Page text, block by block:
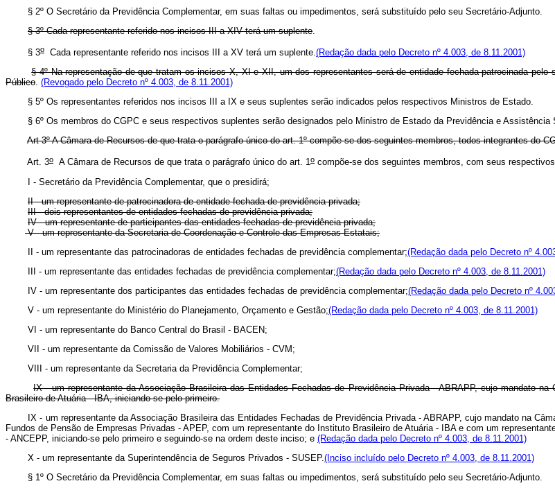
§ 2º O Secretário da Previdência Complementar, em suas faltas ou impedimentos, será substituído pelo seu Secretário-Adjunto.
§ 3º Cada representante referido nos incisos III a XIV terá um suplente.
§ 3o Cada representante referido nos incisos III a XV terá um suplente.(Redação dada pelo Decreto nº 4.003, de 8.11.2001)
§ 4º Na representação de que tratam os incisos X, XI e XII, um dos representantes será de entidade fechada patrocinada
Público. (Revogado pelo Decreto nº 4.003, de 8.11.2001)
§ 5º Os representantes referidos nos incisos III a IX e seus suplentes serão indicados pelos respectivos Ministros de Estado.
§ 6º Os membros do CGPC e seus respectivos suplentes serão designados pelo Ministro de Estado da Previdência e Assistência
Art 3º A Câmara de Recursos de que trata o parágrafo único do art. 1º compõe-se dos seguintes membros, todos integrantes do
Art. 3o A Câmara de Recursos de que trata o parágrafo único do art. 1o compõe-se dos seguintes membros, com seus
I - Secretário da Previdência Complementar, que o presidirá;
II - um representante de patrocinadora de entidade fechada de previdência privada;
III - dois representantes de entidades fechadas de previdência privada;
IV - um representante de participantes das entidades fechadas de previdência privada;
V - um representante da Secretaria de Coordenação e Controle das Empresas Estatais;
II - um representante das patrocinadoras de entidades fechadas de previdência complementar;(Redação dada pelo Decreto nº
III - um representante das entidades fechadas de previdência complementar;(Redação dada pelo Decreto nº 4.003, de 8.11.2001)
IV - um representante dos participantes das entidades fechadas de previdência complementar;(Redação dada pelo Decreto nº
V - um representante do Ministério do Planejamento, Orçamento e Gestão;(Redação dada pelo Decreto nº 4.003, de 8.11.2001)
VI - um representante do Banco Central do Brasil - BACEN;
VII - um representante da Comissão de Valores Mobiliários - CVM;
VIII - um representante da Secretaria da Previdência Complementar;
IX - um representante da Associação Brasileira das Entidades Fechadas de Previdência Privada - ABRAPP, cujo mandato
Brasileiro de Atuária - IBA, iniciando-se pelo primeiro.
IX - um representante da Associação Brasileira das Entidades Fechadas de Previdência Privada - ABRAPP, cujo mandato na
Fundos de Pensão de Empresas Privadas - APEP, com um representante do Instituto Brasileiro de Atuária - IBA e com um
- ANCEPP, iniciando-se pelo primeiro e seguindo-se na ordem deste inciso; e (Redação dada pelo Decreto nº 4.003, de 8.11.2001)
X - um representante da Superintendência de Seguros Privados - SUSEP. (Inciso incluído pelo Decreto nº 4.003, de 8.11.2001)
§ 1º O Secretário da Previdência Complementar, em suas faltas ou impedimentos, será substituído pelo seu Secretário-Adjunto.